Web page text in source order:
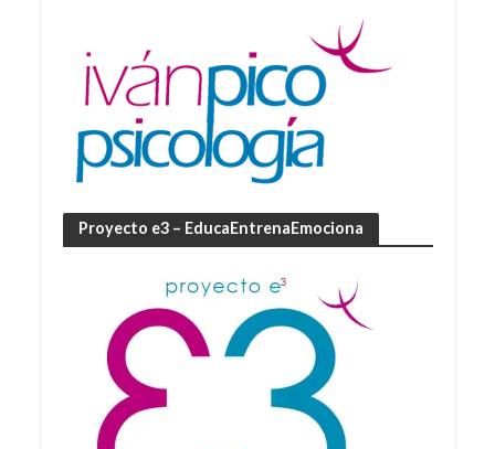
Proyecto e3 – EducaEntrenaEmociona